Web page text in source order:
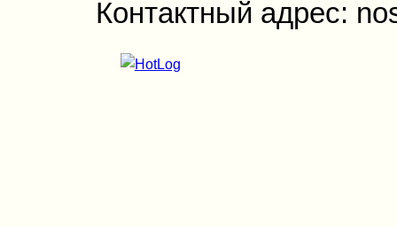
Контактный адрес: